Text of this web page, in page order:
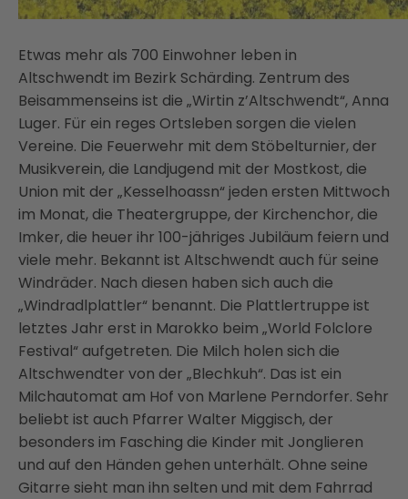
Etwas mehr als 700 Einwohner leben in
Altschwendt im Bezirk Schärding. Zentrum des
Beisammenseins ist die „Wirtin z’Altschwendt“, Anna
Luger. Für ein reges Ortsleben sorgen die vielen
Vereine. Die Feuerwehr mit dem Stöbelturnier, der
Musikverein, die Landjugend mit der Mostkost, die
Union mit der „Kesselhoassn“ jeden ersten Mittwoch
im Monat, die Theatergruppe, der Kirchenchor, die
Imker, die heuer ihr 100-jähriges Jubiläum feiern und
viele mehr. Bekannt ist Altschwendt auch für seine
Windräder. Nach diesen haben sich auch die
„Windradlplattler“ benannt. Die Plattlertruppe ist
letztes Jahr erst in Marokko beim „World Folclore
Festival“ aufgetreten. Die Milch holen sich die
Altschwendter von der „Blechkuh“. Das ist ein
Milchautomat am Hof von Marlene Perndorfer. Sehr
beliebt ist auch Pfarrer Walter Miggisch, der
besonders im Fasching die Kinder mit Jonglieren
und auf den Händen gehen unterhält. Ohne seine
Gitarre sieht man ihn selten und mit dem Fahrrad